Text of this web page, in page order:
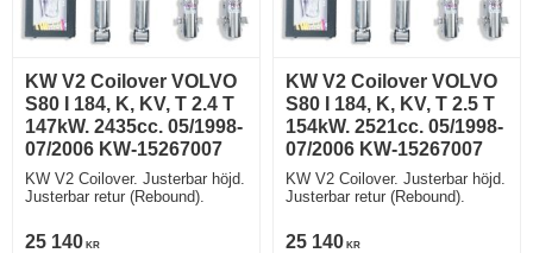
KW V2 Coilover VOLVO
S80 I 184, K, KV, T 2.4 T
147kW. 2435cc. 05/1998-
07/2006 KW-15267007
KW V2 Coilover. Justerbar höjd.
Justerbar retur (Rebound).
25 140 KR
KW V2 Coilover VOLVO
S80 I 184, K, KV, T 2.5 T
154kW. 2521cc. 05/1998-
07/2006 KW-15267007
KW V2 Coilover. Justerbar höjd.
Justerbar retur (Rebound).
25 140 KR